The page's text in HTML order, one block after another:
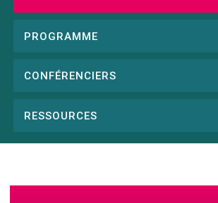
PROGRAMME
CONFÉRENCIERS
RESSOURCES